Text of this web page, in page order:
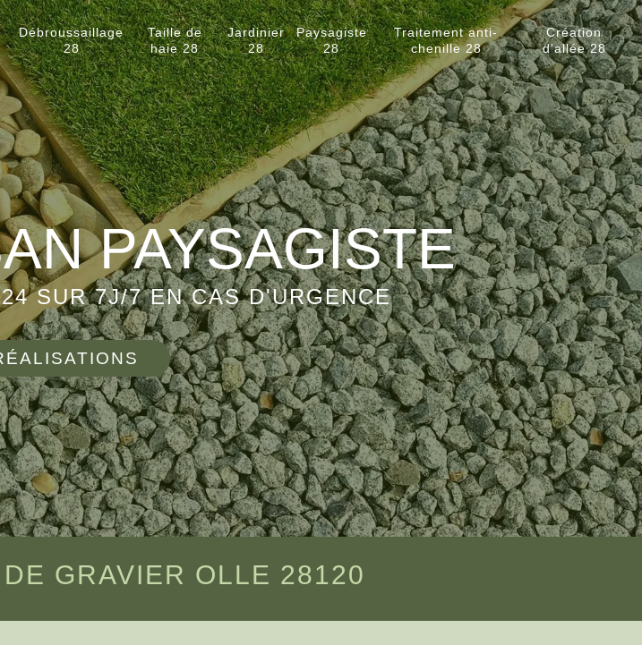
Débroussaillage
28
Taille de
haie 28
Jardinier
28
Paysagiste
28
Traitement anti-
chenille 28
Création
d'allée 28
PAYSAGISTE
SUR 7J/7 EN CAS D'URGENCE
GRAVIER OLLE 28120